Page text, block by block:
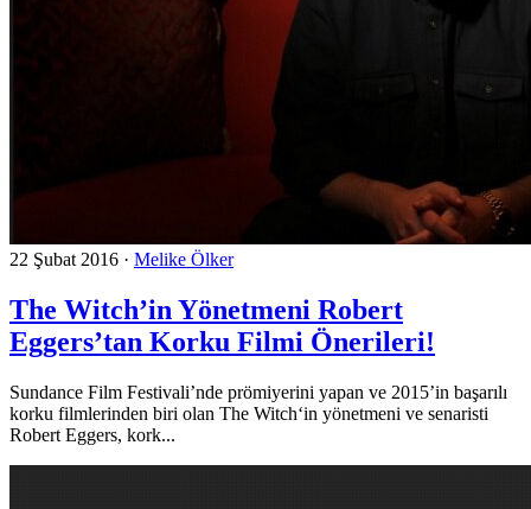
22 Şubat 2016 · Melike Ölker
The Witch’in Yönetmeni Robert
Eggers’tan Korku Filmi Önerileri!
Sundance Film Festivali’nde prömiyerini yapan ve 2015’in başarılı
korku filmlerinden biri olan The Witch‘in yönetmeni ve senaristi
Robert Eggers, kork...